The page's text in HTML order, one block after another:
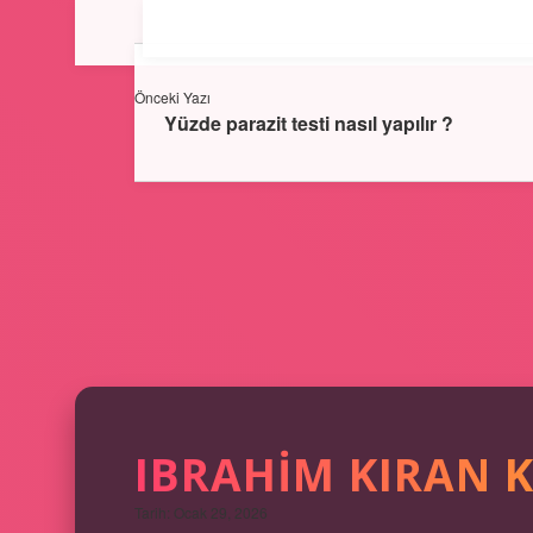
IBRAHIM KIRAN
Tarih: Ocak 29, 2026
Önceki Yazı
Yüzde parazit testi nasıl yapılır ?